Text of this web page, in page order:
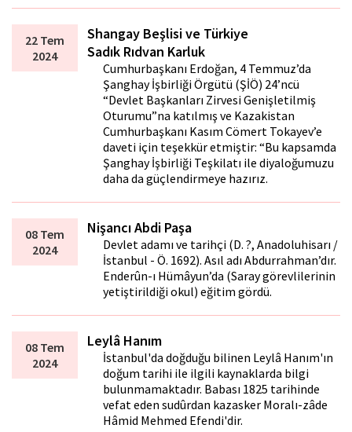
22 Tem
2024
Shangay Beşlisi ve Türkiye
Sadık Rıdvan Karluk
Cumhurbaşkanı Erdoğan, 4 Temmuz’da
Şanghay İşbirliği Örgütü (ŞİÖ) 24’ncü
“Devlet Başkanları Zirvesi Genişletilmiş
Oturumu”na katılmış ve Kazakistan
Cumhurbaşkanı Kasım Cömert Tokayev’e
daveti için teşekkür etmiştir: “Bu kapsamda
Şanghay İşbirliği Teşkilatı ile diyaloğumuzu
daha da güçlendirmeye hazırız.
08 Tem
2024
Nişancı Abdi Paşa
Devlet adamı ve tarihçi (D. ?, Anadoluhisarı /
İstanbul - Ö. 1692). Asıl adı Abdurrahman’dır.
Enderûn-ı Hümâyun’da (Saray görevlilerinin
yetiştirildiği okul) eğitim gördü.
08 Tem
2024
Leylâ Hanım
İstanbul'da doğduğu bilinen Leylâ Hanım'ın
doğum tarihi ile ilgili kaynaklarda bilgi
bulunmamaktadır. Babası 1825 tarihinde
vefat eden sudûrdan kazasker Moralı-zâde
Hâmid Mehmed Efendi'dir.